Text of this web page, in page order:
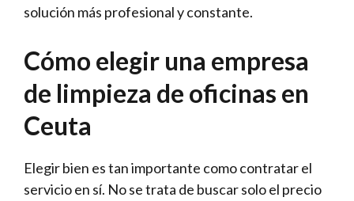
solución más profesional y constante.
Cómo elegir una empresa
de limpieza de oficinas en
Ceuta
Elegir bien es tan importante como contratar el
servicio en sí. No se trata de buscar solo el precio